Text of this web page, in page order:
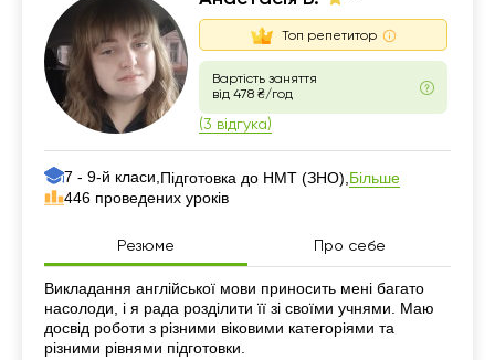
Топ репетитор
Вартість заняття
від 478 ₴/год
(3 відгука)
7 - 9-й класи, Підготовка до НМТ (ЗНО), Більше
446 проведених уроків
Резюме Про себе
Резюме
Викладання англійської мови приносить мені багато
насолоди, і я рада розділити її зі своїми учнями. Маю
досвід роботи з різними віковими категоріями та
різними рівнями підготовки.